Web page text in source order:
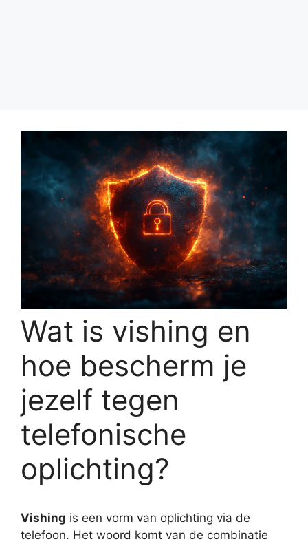
Wat is vishing en
hoe bescherm je
jezelf tegen
telefonische
oplichting?
Vishing is een vorm van oplichting via de
telefoon. Het woord komt van de combinatie